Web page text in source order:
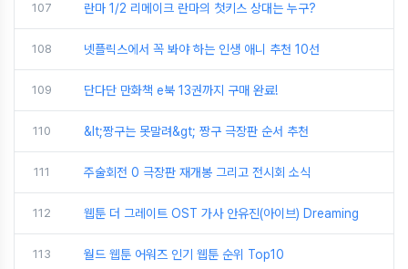
107 란마 1/2 리메이크 란마의 첫키스 상대는 누구?
108 넷플릭스에서 꼭 봐야 하는 인생 애니 추천 10선
109 단다단 만화책 e북 13권까지 구매 완료!
110 &lt;짱구는 못말려&gt; 짱구 극장판 순서 추천
111 주술회전 0 극장판 재개봉 그리고 전시회 소식
112 웹툰 더 그레이트 OST 가사 안유진(아이브) Dreaming
113 월드 웹툰 어워즈 인기 웹툰 순위 Top10